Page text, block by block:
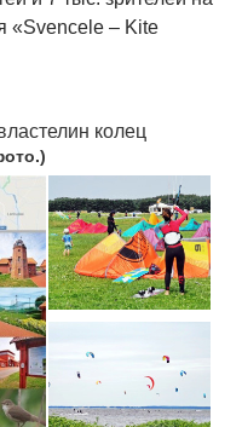
«Svencele – Kite
колец